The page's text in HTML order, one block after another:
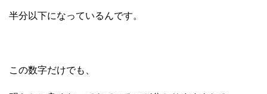
半分以下になっているんです。
この数字だけでも、